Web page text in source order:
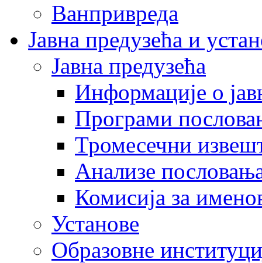
Ванпривреда
Јавна предузећа и
Јавна предузећа
Информације о
Програми
Тромесечни
Анализе
Комисија за
Установе
Образовне